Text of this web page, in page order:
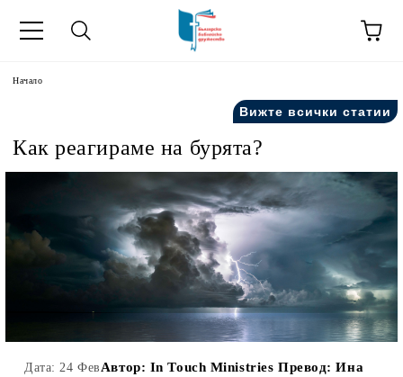
Начало
Вижте всички статии
Как реагираме на бурята?
Дата: 24 Фев Автор: In Touch Ministries Превод: Ина